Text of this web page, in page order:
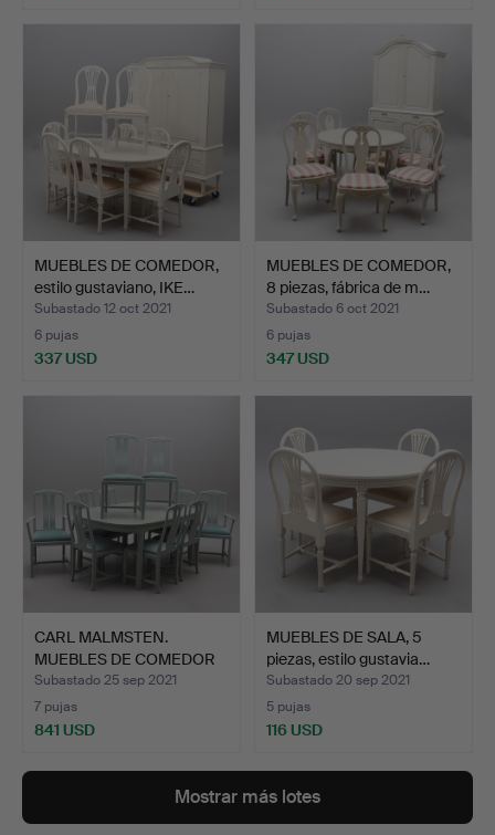
MUEBLES DE COMEDOR,
estilo gustaviano, IKE…
Subastado 12 oct 2021
6 pujas
337 USD
MUEBLES DE COMEDOR,
8 piezas, fábrica de m…
Subastado 6 oct 2021
6 pujas
347 USD
CARL MALMSTEN.
MUEBLES DE COMEDOR
"Ambassa…
Subastado 25 sep 2021
7 pujas
841 USD
MUEBLES DE SALA, 5
piezas, estilo gustavia…
Subastado 20 sep 2021
5 pujas
116 USD
Mostrar más lotes